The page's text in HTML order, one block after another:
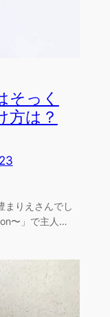
そっく
方は？
まりえさんでし
〜」で主人…